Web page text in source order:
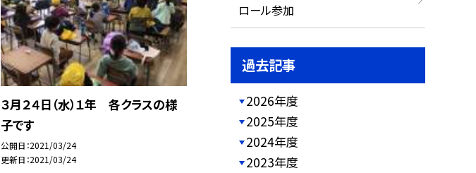
３月２４日（水）１年 各クラスの様
子です
公開日 2021/03/24
更新日 2021/03/24
ロール参加
過去記事
2026年度
2025年度
2024年度
2023年度